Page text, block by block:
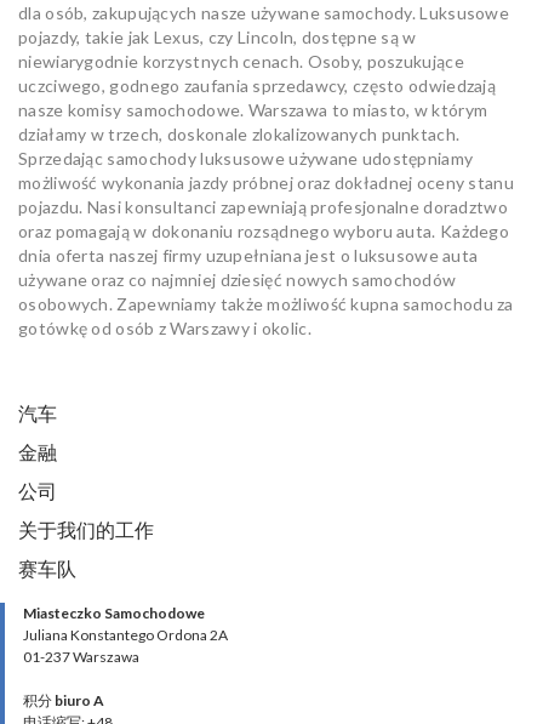
dla osób, zakupujących nasze używane samochody. Luksusowe
pojazdy, takie jak Lexus, czy Lincoln, dostępne są w
niewiarygodnie korzystnych cenach. Osoby, poszukujące
uczciwego, godnego zaufania sprzedawcy, często odwiedzają
nasze komisy samochodowe. Warszawa to miasto, w którym
działamy w trzech, doskonale zlokalizowanych punktach.
Sprzedając samochody luksusowe używane udostępniamy
możliwość wykonania jazdy próbnej oraz dokładnej oceny stanu
pojazdu. Nasi konsultanci zapewniają profesjonalne doradztwo
oraz pomagają w dokonaniu rozsądnego wyboru auta. Każdego
dnia oferta naszej firmy uzupełniana jest o luksusowe auta
używane oraz co najmniej dziesięć nowych samochodów
osobowych. Zapewniamy także możliwość kupna samochodu za
gotówkę od osób z Warszawy i okolic.
汽车
金融
公司
关于我们的工作
赛车队
Miasteczko Samochodowe
Juliana Konstantego Ordona 2A
01-237 Warszawa
积分 biuro A